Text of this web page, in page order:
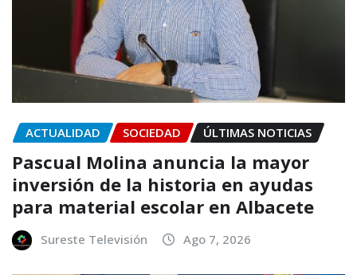
ACTUALIDAD SOCIEDAD ÚLTIMAS NOTICIAS
Pascual Molina anuncia la mayor
inversión de la historia en ayudas
para material escolar en Albacete
Sureste Televisión Ago 7, 2026